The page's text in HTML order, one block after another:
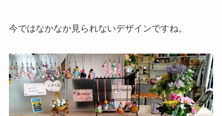
今ではなかなか見られないデザインですね。